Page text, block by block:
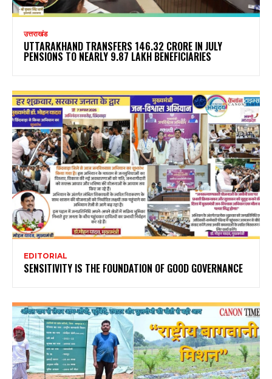
उत्तराखंड
UTTARAKHAND TRANSFERS ₹146.32 CRORE IN JULY
PENSIONS TO NEARLY 9.87 LAKH BENEFICIARIES
EDITORIAL
SENSITIVITY IS THE FOUNDATION OF GOOD GOVERNANCE